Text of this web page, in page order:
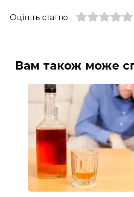
Оцініть статтю
Вам також може